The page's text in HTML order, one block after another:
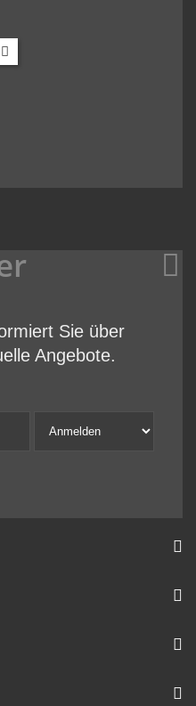
Sie über
Angebote.